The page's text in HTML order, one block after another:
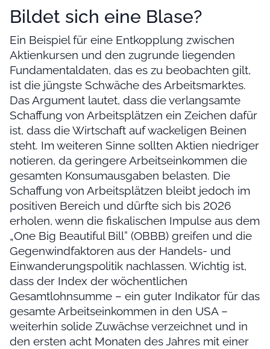
Bildet sich eine Blase?
Ein Beispiel für eine Entkopplung zwischen
Aktienkursen und den zugrunde liegenden
Fundamentaldaten, das es zu beobachten gilt,
ist die jüngste Schwäche des Arbeitsmarktes.
Das Argument lautet, dass die verlangsamte
Schaffung von Arbeitsplätzen ein Zeichen dafür
ist, dass die Wirtschaft auf wackeligen Beinen
steht. Im weiteren Sinne sollten Aktien niedriger
notieren, da geringere Arbeitseinkommen die
gesamten Konsumausgaben belasten. Die
Schaffung von Arbeitsplätzen bleibt jedoch im
positiven Bereich und dürfte sich bis 2026
erholen, wenn die fiskalischen Impulse aus dem
„One Big Beautiful Bill” (OBBB) greifen und die
Gegenwindfaktoren aus der Handels- und
Einwanderungspolitik nachlassen. Wichtig ist,
dass der Index der wöchentlichen
Gesamtlohnsumme – ein guter Indikator für das
gesamte Arbeitseinkommen in den USA –
weiterhin solide Zuwächse verzeichnet und in
den ersten acht Monaten des Jahres mit einer